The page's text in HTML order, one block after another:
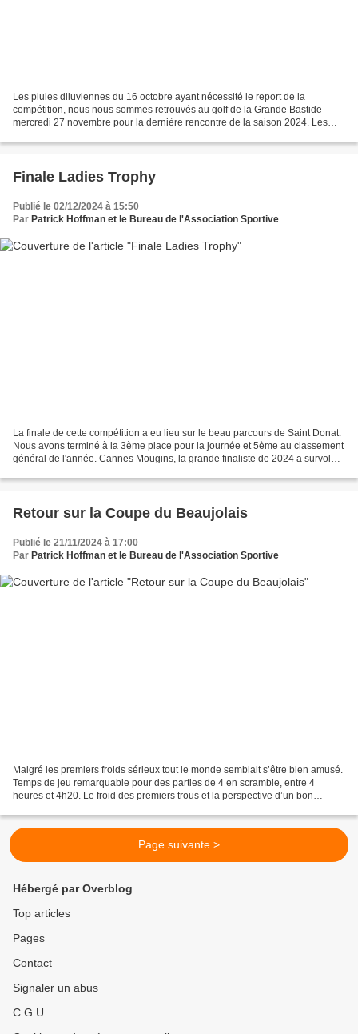
Les pluies diluviennes du 16 octobre ayant nécessité le report de la
compétition, nous nous sommes retrouvés au golf de la Grande Bastide
mercredi 27 novembre pour la dernière rencontre de la saison 2024. Les
Finale Ladies Trophy
Publié le 02/12/2024 à 15:50
Par Patrick Hoffman et le Bureau de l'Association Sportive
La finale de cette compétition a eu lieu sur le beau parcours de Saint Donat.
Nous avons terminé à la 3ème place pour la journée et 5ème au classement
général de l'année. Cannes Mougins, la grande finaliste de 2024 a survolé
Retour sur la Coupe du Beaujolais
Publié le 21/11/2024 à 17:00
Par Patrick Hoffman et le Bureau de l'Association Sportive
Malgré les premiers froids sérieux tout le monde semblait s’être bien amusé.
Temps de jeu remarquable pour des parties de 4 en scramble, entre 4
heures et 4h20. Le froid des premiers trous et la perspective d’un bon
Page suivante >
Hébergé par Overblog
Top articles
Pages
Contact
Signaler un abus
C.G.U.